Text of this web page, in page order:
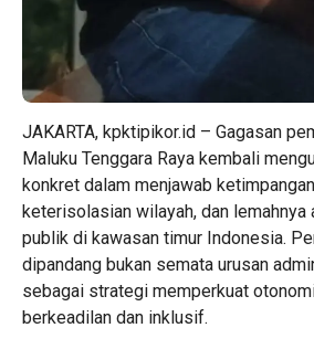
JAKARTA, kpktipikor.id – Gagasan
Maluku Tenggara Raya kembali
konkret dalam menjawab
keterisolasian wilayah, dan lemahnya
publik di kawasan timur Indonesia.
dipandang bukan semata urusan
sebagai strategi memperkuat
berkeadilan dan inklusif.